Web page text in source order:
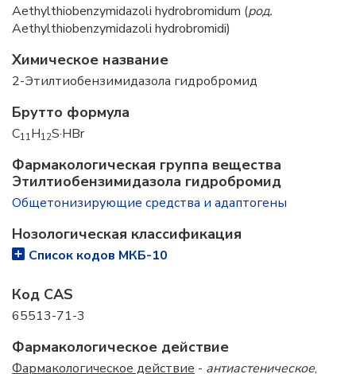
Aethylthiobenzymidazoli hydrobromidum (род.
Aethylthiobenzymidazoli hydrobromidi)
Химическое название
2-Этилтиобензимидазола гидробромид
Брутто формула
C11H12S·HBr
Фармакологическая группа вещества
Этилтиобензимидазола гидробромид
Общетонизирующие средства и адаптогены
Нозологическая классификация
Список кодов МКБ-10
Код CAS
65513-71-3
Фармакологическое действие
Фармакологическое действие - антиастеническое,